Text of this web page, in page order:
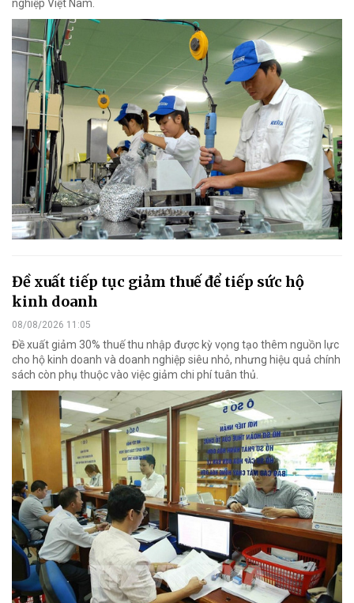
nghiệp Việt Nam.
Đề xuất tiếp tục giảm thuế để tiếp sức hộ
kinh doanh
08/08/2026 11:05
Đề xuất giảm 30% thuế thu nhập được kỳ vọng tạo thêm nguồn lực
cho hộ kinh doanh và doanh nghiệp siêu nhỏ, nhưng hiệu quả chính
sách còn phụ thuộc vào việc giảm chi phí tuân thủ.